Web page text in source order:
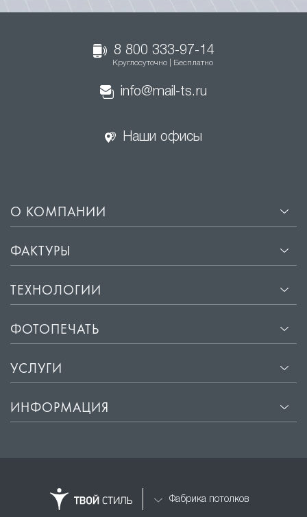
8 800 333-97-14
Круглосуточно | Бесплатно
info@mail-ts.ru
Наши офисы
О КОМПАНИИ
ФАКТУРЫ
ТЕХНОЛОГИИ
ФОТОПЕЧАТЬ
УСЛУГИ
ИНФОРМАЦИЯ
Фабрика потолков